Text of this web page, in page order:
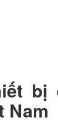
bị
Nam